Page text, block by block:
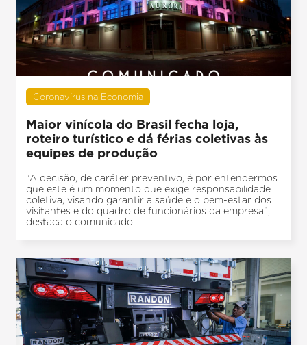
Coronavírus na Economia
Maior vinícola do Brasil fecha loja,
roteiro turístico e dá férias coletivas às
equipes de produção
“A decisão, de caráter preventivo, é por entendermos
que este é um momento que exige responsabilidade
coletiva, visando garantir a saúde e o bem-estar dos
visitantes e do quadro de funcionários da empresa”,
destaca o comunicado